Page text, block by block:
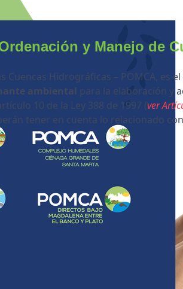
y Manejo de
Cuencas Hidrográficas – POMCA, es el
ambiental para la elaboración y
10 de la Ley 388 de 1997 (ver
tener en cuenta lo relacionado